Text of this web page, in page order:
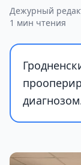
Дежурный
1 мин чтения